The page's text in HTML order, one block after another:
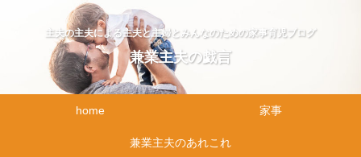
主夫の主夫による主夫と主婦とみんなのための家事育児ブログ
兼業主夫の戯言
home 家事
兼業主夫のあれこれ